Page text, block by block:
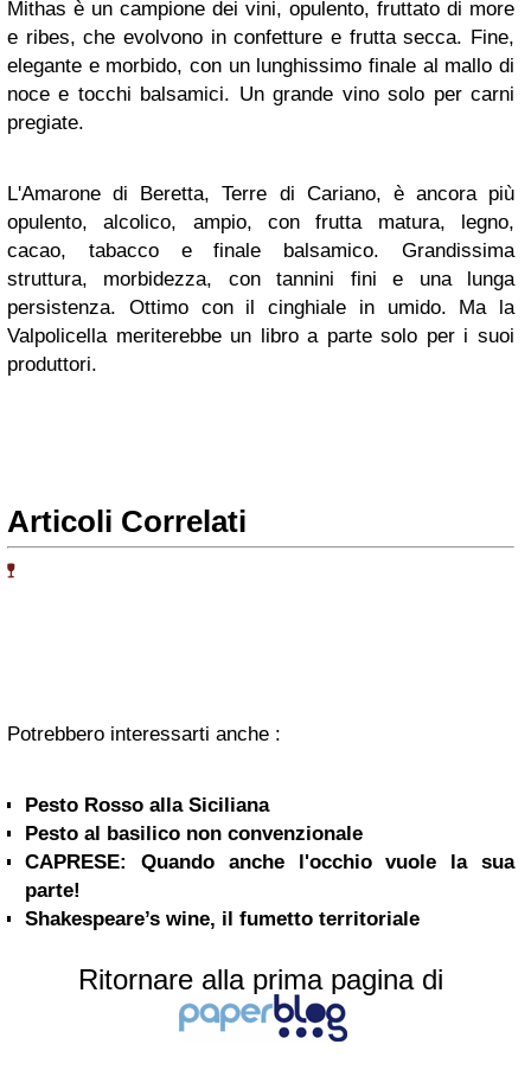
Mithas è un campione dei vini, opulento, fruttato di more
e ribes, che evolvono in confetture e frutta secca. Fine,
elegante e morbido, con un lunghissimo finale al mallo di
noce e tocchi balsamici. Un grande vino solo per carni
pregiate.
L'Amarone di Beretta, Terre di Cariano, è ancora più
opulento, alcolico, ampio, con frutta matura, legno,
cacao, tabacco e finale balsamico. Grandissima
struttura, morbidezza, con tannini fini e una lunga
persistenza. Ottimo con il cinghiale in umido. Ma la
Valpolicella meriterebbe un libro a parte solo per i suoi
produttori.
Articoli Correlati
Potrebbero interessarti anche :
Pesto Rosso alla Siciliana
Pesto al basilico non convenzionale
CAPRESE: Quando anche l'occhio vuole la sua
parte!
Shakespeare’s wine, il fumetto territoriale
Ritornare alla prima pagina di